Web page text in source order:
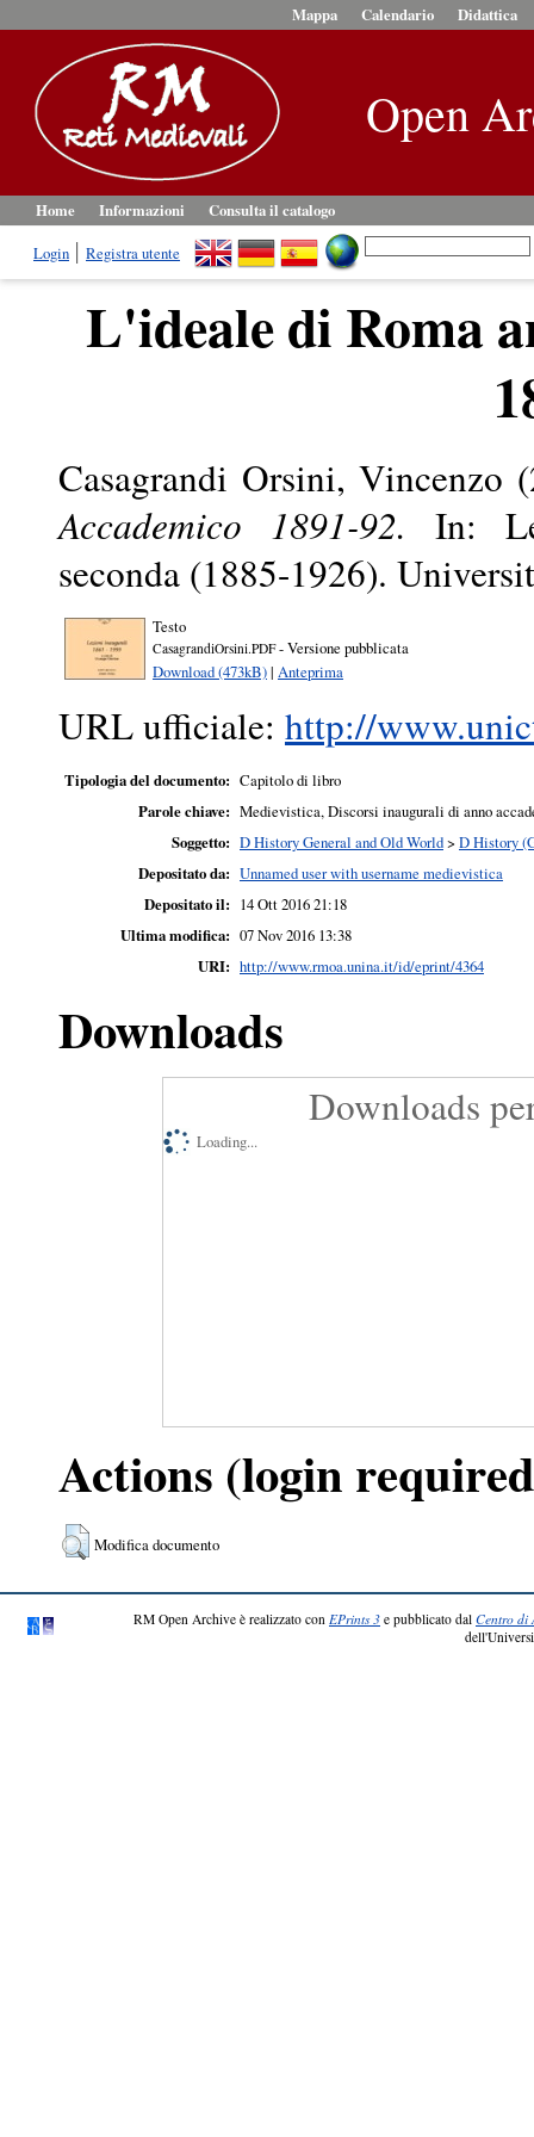
Mappa Calendario Didattica
Open
Home Informazioni
Consulta il catalogo
Login
Registra utente
L'ideale di Roma
Casagrandi Orsini, Vincenzo
Accademico 1891-92. In:
seconda (1885-1926).
Testo
CasagrandiOrsini.PDF- Versione pubblicata
Download (473kB)| Anteprima
URL ufficiale: http://
Tipologia del documento: Capitolo di libro
Parole chiave: Medievistica, Discorsi inaugurali di anno
Soggetto: D History General and Old World> D History
Depositato da: Unnamed user with username medievistica
Depositato il: 14 Ott 2016 21:18
Ultima modifica: 07 Nov 2016 13:38
URI: http://www.rmoa.unina.it/id/eprint/4364
Downloads
Downloads
Loading...
Actions (login
Modifica documento
RM Open Archive è realizzato con EPrints 3 e pubblicato dal Centro di